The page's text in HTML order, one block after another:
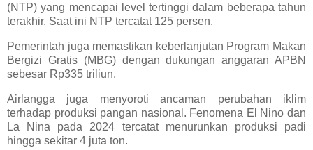
(NTP) yang mencapai level tertinggi dalam beberapa tahun
terakhir. Saat ini NTP tercatat 125 persen.
Pemerintah juga memastikan keberlanjutan Program Makan
Bergizi Gratis (MBG) dengan dukungan anggaran APBN
sebesar Rp335 triliun.
Airlangga juga menyoroti ancaman perubahan iklim
terhadap produksi pangan nasional. Fenomena El Nino dan
La Nina pada 2024 tercatat menurunkan produksi padi
hingga sekitar 4 juta ton.